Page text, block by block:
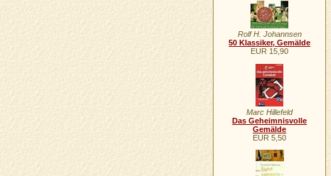
Rolf H. Johannsen
50 Klassiker, Gemälde
EUR 15,90
Marc Hillefeld
Das Geheimnisvolle
Gemälde
EUR 5,50